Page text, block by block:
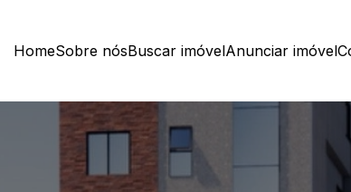
HomeSobre nósBuscar imóvelAnunciar imóvel